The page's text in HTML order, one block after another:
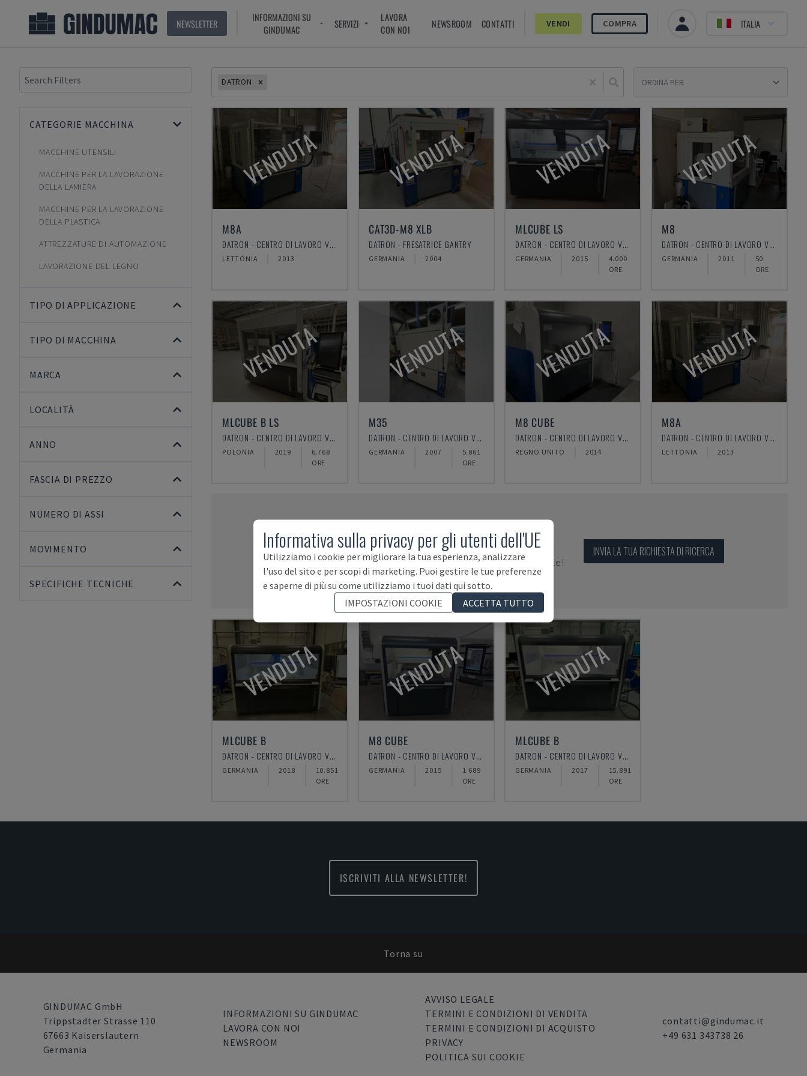
NEWSLETTER
INFORMAZIONI SU
GINDUMAC
SERVIZI
LAVORA
CON NOI
NEWSROOM CONTATTI VENDI COMPRA ITALIA
CATEGORIE MACCHINA
MACCHINE UTENSILI
MACCHINE PER LA LAVORAZIONE
DELLA LAMIERA
MACCHINE PER LA LAVORAZIONE
DELLA PLASTICA
ATTREZZATURE DI AUTOMAZIONE
LAVORAZIONE DEL LEGNO
TIPO DI APPLICAZIONE
TIPO DI MACCHINA
MARCA
LOCALITÀ
ANNO
FASCIA DI PREZZO
NUMERO DI ASSI
MOVIMENTO
SPECIFICHE TECNICHE
DATRON
VENDUTA
M8A
DATRON - CENTRO DI LAVORO VERTICALE
LETTONIA 2013
VENDUTA
CAT3D-M8 XLB
DATRON - FRESATRICE GANTRY
GERMANIA 2004
VENDUTA
MLCUBE LS
DATRON - CENTRO DI LAVORO VERTICALE
GERMANIA 2015
4.000
ORE
VENDUTA
M8
DATRON - CENTRO DI LAVORO VERTICALE
GERMANIA 2011
50
ORE
VENDUTA
MLCUBE B LS
DATRON - CENTRO DI LAVORO VERTICALE
POLONIA 2019
6.768
ORE
VENDUTA
M35
DATRON - CENTRO DI LAVORO VERTICALE
GERMANIA 2007
5.861
ORE
VENDUTA
M8 CUBE
DATRON - CENTRO DI LAVORO VERTICALE
REGNO UNITO 2014
VENDUTA
M8A
DATRON - CENTRO DI LAVORO VERTICALE
LETTONIA 2013
Mandaci la tuarichiesta di ricerca!
Se non trovi qui la tua macchina, la cerchiamo per te!
INVIA LA TUA RICHIESTA DI RICERCA
VENDUTA
MLCUBE B
DATRON - CENTRO DI LAVORO VERTICALE
GERMANIA 2018
10.851
ORE
VENDUTA
M8 CUBE
DATRON - CENTRO DI LAVORO VERTICALE
GERMANIA 2015
1.689
ORE
VENDUTA
MLCUBE B
DATRON - CENTRO DI LAVORO VERTICALE
GERMANIA 2017
15.891
ORE
ISCRIVITI ALLA NEWSLETTER!
Torna su
GINDUMAC GmbH
Trippstadter Strasse 110
67663 Kaiserslautern
Germania
INFORMAZIONI SU GINDUMAC
LAVORA CON NOI
NEWSROOM
AVVISO LEGALE
TERMINI E CONDIZIONI DI VENDITA
TERMINI E CONDIZIONI DI ACQUISTO
PRIVACY
POLITICA SUI COOKIE
contatti@gindumac.it
+49 631 343738 26
Informativa sulla privacy per gli utenti dell'UE
Utilizziamo i cookie per migliorare la tua esperienza, analizzare
l'uso del sito e per scopi di marketing. Puoi gestire le tue preferenze
e saperne di più su come utilizziamo i tuoi dati qui sotto.
IMPOSTAZIONI COOKIE
ACCETTA TUTTO